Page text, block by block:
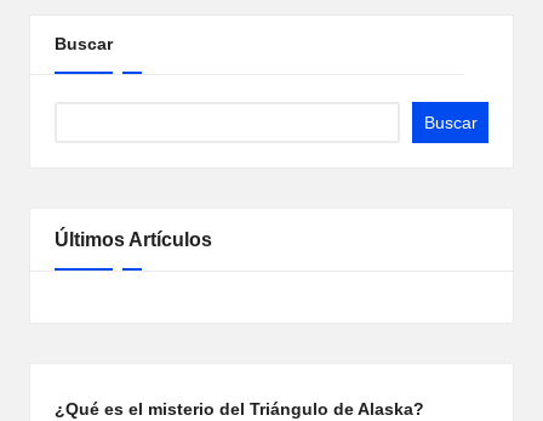
entradas
Buscar
Buscar
Últimos Artículos
¿Qué es el misterio del Triángulo de Alaska?